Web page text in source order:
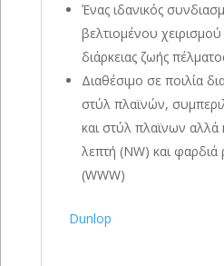
Ένας ιδανικός
βελτιομένου χειρισμού
διάρκειας ζωής
Διαθέσιμο σε ποιλία
στύλ πλαϊνών,
και στύλ πλαϊνων αλλά
λεπτή (NW) και φαρδιά
(WWW)
Dunlop